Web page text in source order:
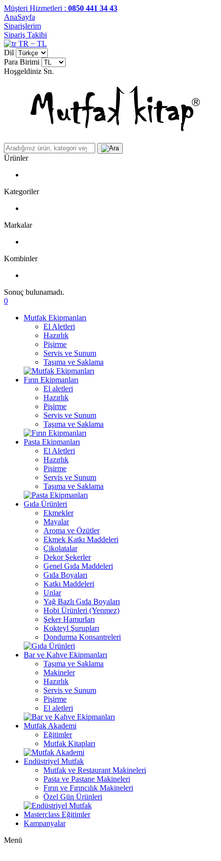
Müşteri Hizmetleri : 0850 441 34 43
AnaSayfa
Siparişlerim
Sipariş Takibi
TR − TL
Dil
Para Birimi
Hoşgeldiniz Sn.
Ürünler
Kategoriler
Markalar
Kombinler
Sonuç bulunamadı.
0
Mutfak Ekipmanları
El Aletleri
Hazırlık
Pişirme
Servis ve Sunum
Taşıma ve Saklama
Fırın Ekipmanları
El aletleri
Hazırlık
Pişirme
Servis ve Sunum
Taşıma ve Saklama
Pasta Ekipmanları
El Aletleri
Hazırlık
Pişirme
Servis ve Sunum
Taşıma ve Saklama
Gıda Ürünleri
Ekmekler
Mayalar
Aroma ve Özütler
Ekmek Katkı Maddeleri
Çikolatalar
Dekor Şekerler
Genel Gıda Maddeleri
Gıda Boyaları
Katkı Maddeleri
Unlar
Yağ Bazlı Gıda Boyaları
Hobi Ürünleri (Yenmez)
Şeker Hamurları
Kokteyl Şurupları
Dondurma Konsantreleri
Bar ve Kahve Ekipmanları
Taşıma ve Saklama
Makineler
Hazırlık
Servis ve Sunum
Pişirme
El aletleri
Mutfak Akademi
Eğitimler
Mutfak Kitapları
Endüstriyel Mutfak
Mutfak ve Restaurant Makineleri
Pasta ve Pastane Makineleri
Fırın ve Fırıncılık Makineleri
Özel Gün Ürünleri
Masterclass Eğitimler
Kampanyalar
Menü